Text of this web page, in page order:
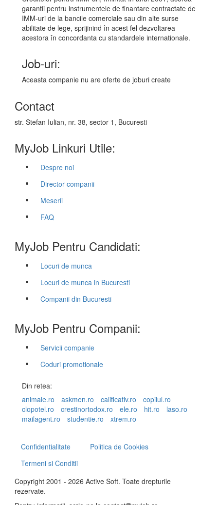
garantii pentru instrumentele de finantare contractate de
IMM-uri de la bancile comerciale sau din alte surse
abilitate de lege, sprijinind în acest fel dezvoltarea
acestora în concordanta cu standardele internationale.
Job-uri:
Aceasta companie nu are oferte de joburi create
Contact
str. Stefan Iulian, nr. 38, sector 1, Bucuresti
MyJob Linkuri Utile:
Despre noi
Director companii
Meserii
FAQ
MyJob Pentru Candidati:
Locuri de munca
Locuri de munca in Bucuresti
Companii din Bucuresti
MyJob Pentru Companii:
Servicii companie
Coduri promotionale
Din retea:
animale.ro
askmen.ro calificativ.ro
copilul.ro
clopotel.ro
crestinortodox.ro ele.ro hit.ro
laso.ro
mailagent.ro
studentie.ro xtrem.ro
Confidentialitate
Politica de Cookies
Termeni si Conditii
Copyright 2001 - 2026 Active Soft. Toate drepturile
rezervate.